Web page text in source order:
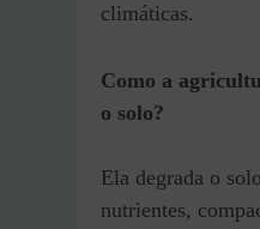
climáticas.
Como a
o solo?
Ela degrada o
nutrientes,